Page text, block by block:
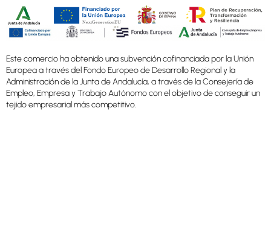
Este comercio ha obtenido una subvención cofinanciada por la Unión
Europea a través del Fondo Europeo de Desarrollo Regional y la
Administración de la Junta de Andalucía, a través de la Consejería de
Empleo, Empresa y Trabajo Autónomo con el objetivo de conseguir un
tejido empresarial más competitivo.